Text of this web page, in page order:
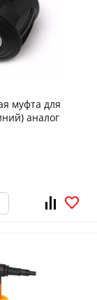
муфта для
аналог